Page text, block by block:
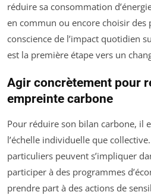
réduire sa consommation
en commun ou encore choisir des
conscience de l’impact quotidien
est la première étape vers un
Agir concrètement pour
empreinte carbone
Pour réduire son bilan carbone, il
l’échelle individuelle que
particuliers peuvent s’impliquer
participer à des programmes
prendre part à des actions de